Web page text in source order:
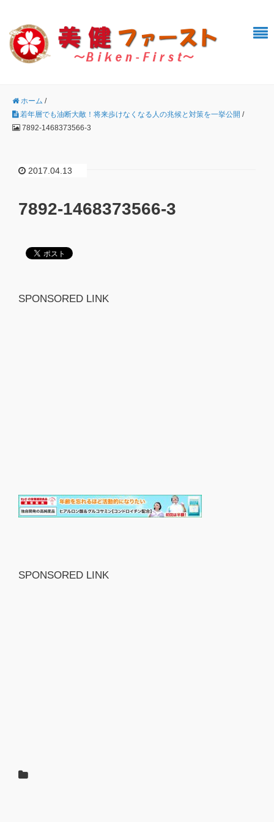
ホーム /
若年層でも油断大敵！将来歩けなくなる人の兆候と対策を一挙公開 /
7892-1468373566-3
2017.04.13
7892-1468373566-3
SPONSORED LINK
SPONSORED LINK